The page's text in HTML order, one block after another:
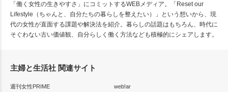
「働く女性の生きやすさ」にコミットするWEBメディア。「Reset our
Lifestyle（ちゃんと、自分たちの暮らしを整えたい）」という想いから、現
代の女性が直面する課題や解決法を紹介。暮らしの話題はもちろん、時代に
そぐわない古い価値観、自分らしく働く方法なども積極的にシェアします。
主婦と生活社 関連サイト
週刊女性PRIME
web!ar